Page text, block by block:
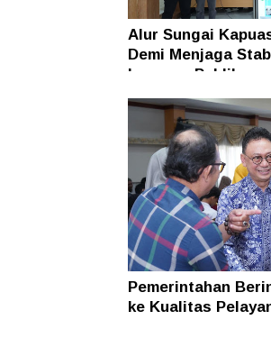
Alur Sungai
Demi Menjaga
Layanan Publik
Pemerintahan
ke Kualitas